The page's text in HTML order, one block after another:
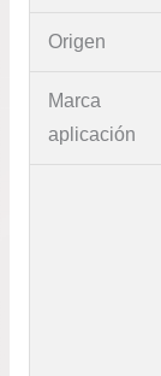
Origen
Marca
aplicación